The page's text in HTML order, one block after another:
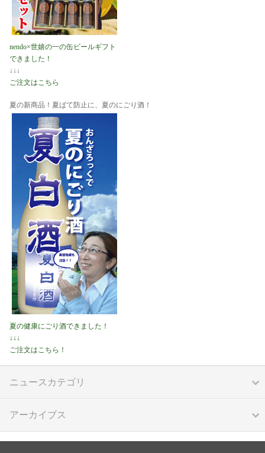
nendo×世嬉の一の缶ビールギフト
できました！
↓↓↓
ご注文はこちら
夏の新商品！夏ばて防止に、夏のにごり酒！
夏の健康にごり酒できました！
↓↓↓
ご注文はこちら！
ニュースカテゴリ
アーカイブス